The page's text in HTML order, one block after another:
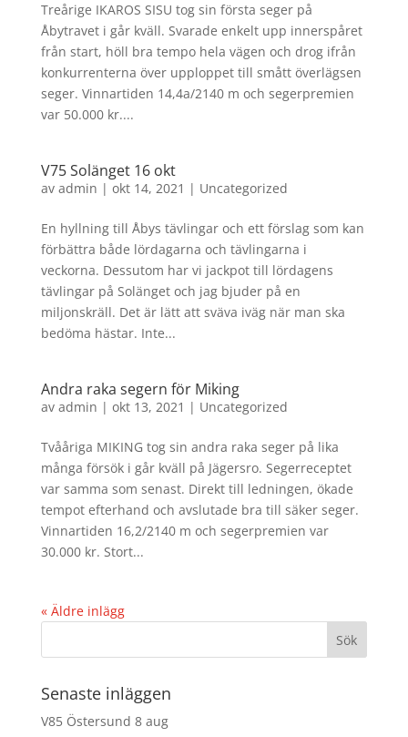
Treårige IKAROS SISU tog sin första seger på
Åbytravet i går kväll. Svarade enkelt upp innerspåret
från start, höll bra tempo hela vägen och drog ifrån
konkurrenterna över upploppet till smått överlägsen
seger. Vinnartiden 14,4a/2140 m och segerpremien
var 50.000 kr....
V75 Solänget 16 okt
av admin | okt 14, 2021 | Uncategorized
En hyllning till Åbys tävlingar och ett förslag som kan
förbättra både lördagarna och tävlingarna i
veckorna. Dessutom har vi jackpot till lördagens
tävlingar på Solänget och jag bjuder på en
miljonskräll. Det är lätt att sväva iväg när man ska
bedöma hästar. Inte...
Andra raka segern för Miking
av admin | okt 13, 2021 | Uncategorized
Tvååriga MIKING tog sin andra raka seger på lika
många försök i går kväll på Jägersro. Segerreceptet
var samma som senast. Direkt till ledningen, ökade
tempot efterhand och avslutade bra till säker seger.
Vinnartiden 16,2/2140 m och segerpremien var
30.000 kr. Stort...
« Äldre inlägg
Senaste inläggen
V85 Östersund 8 aug